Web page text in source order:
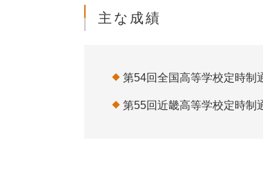
主な成績
第54回全国高等学校定時制
第55回近畿高等学校定時制